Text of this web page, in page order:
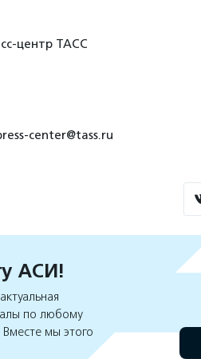
центр ТАСС
center@tass.ru
АСИ!
по любому
мы этого